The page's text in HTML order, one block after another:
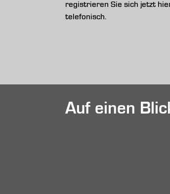
registrieren Sie sich jetzt
telefonisch.
Auf einen